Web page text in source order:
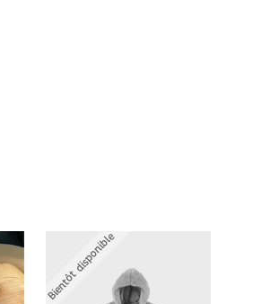
Bientôt disponible